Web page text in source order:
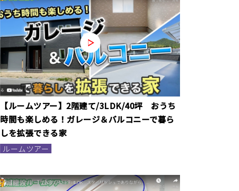
【ルームツアー】2階建て/3LDK/40坪 おうち
時間も楽しめる！ガレージ＆バルコニーで暮ら
しを拡張できる家
ルームツアー